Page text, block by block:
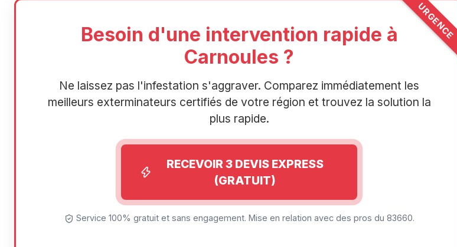
URGENCE
Besoin d'une intervention rapide à
Carnoules ?
Ne laissez pas l'infestation s'aggraver. Comparez immédiatement les
meilleurs exterminateurs certifiés de votre région et trouvez la solution la
plus rapide.
RECEVOIR 3 DEVIS EXPRESS
(GRATUIT)
Service 100% gratuit et sans engagement. Mise en relation avec des pros du 83660.